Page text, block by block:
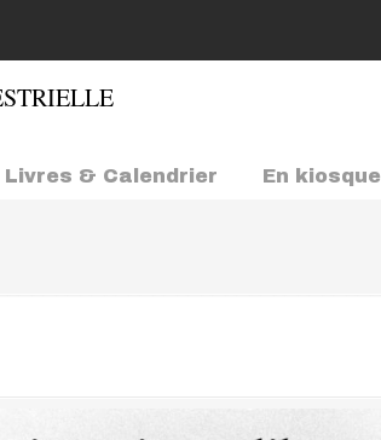
Livres & Calendrier En kiosque